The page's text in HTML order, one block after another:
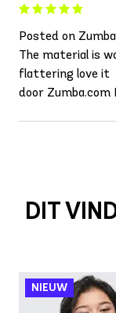
Posted on
The material is
flattering love it
door Zumba.com
DIT